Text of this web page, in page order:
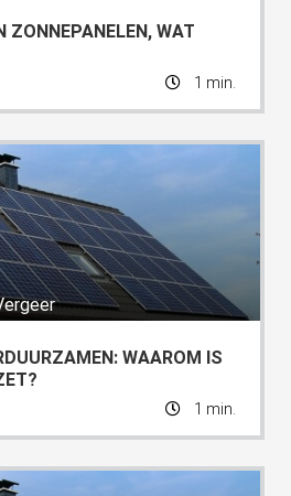
ZONNEPANELEN, WAT
1 min.
WAAROM IS
1 min.